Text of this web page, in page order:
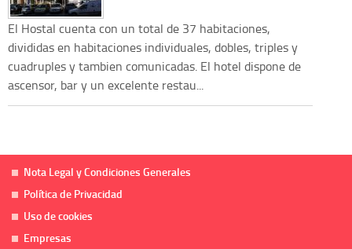
El Hostal cuenta con un total de 37 habitaciones,
divididas en habitaciones individuales, dobles, triples y
cuadruples y tambien comunicadas. El hotel dispone de
ascensor, bar y un excelente restau...
Nota Legal y Condiciones Generales
Política de Privacidad
Uso de cookies
Empresas